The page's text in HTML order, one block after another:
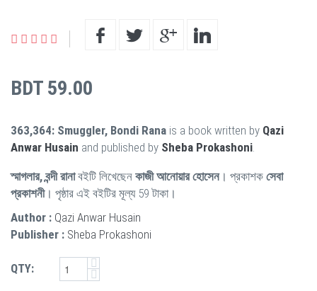
BDT 59.00
363,364: Smuggler, Bondi Rana is a book written by Qazi
Anwar Husain and published by Sheba Prokashoni
স্মাগলার, বন্দী রানাবইটি লিখেছেন কাজী আনোয়ার হোসেন। প্রকাশক সেবা
প্রকাশনী। পৃষ্ঠার এই বইটির মূল্য 59 টাকা।
Author : Qazi Anwar Husain
Publisher : Sheba Prokashoni
QTY: